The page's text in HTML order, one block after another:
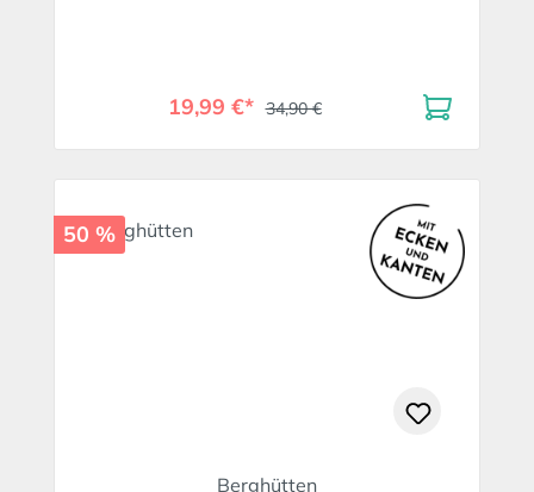
19,99 €* 34,90 €
50 %
Berghütten